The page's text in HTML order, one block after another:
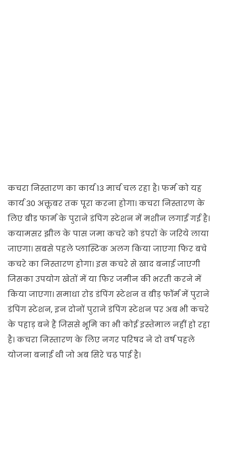
कचरा निस्तारण का कार्य 13 मार्च चल रहा है। फर्म को यह
कार्य 30 अक्तूबर तक पूरा करना होगा। कचरा निस्तारण के
लिए बीड फार्म के पुराने डंपिंग स्टेशन में मशीन लगाई गई है।
कयामसर झील के पास जमा कचरे को डंपरों के जरिये लाया
जाएगा। सबसे पहले प्लास्टिक अलग किया जाएगा फिर बचे
कचरे का निस्तारण होगा। इस कचरे से खाद बनाई जाएगी
जिसका उपयोग खेतों में या फिर जमीन की भरती करने में
किया जाएगा। समाधा रोड डंपिंग स्टेशन व बीड़ फॉर्म में पुराने
डंपिंग स्टेशन, इन दोनों पुराने डंपिंग स्टेशन पर अब भी कचरे
के पहाड़ बने हैं जिससे भूमि का भी कोई इस्तेमाल नहीं हो रहा
है। कचरा निस्तारण के लिए नगर परिषद ने दो वर्ष पहले
योजना बनाई थी जो अब सिरे चढ़ पाई है।